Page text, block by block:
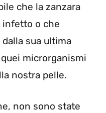
che la zanzara
infetto o che
sua ultima
microrganismi
nostra pelle.
non sono state